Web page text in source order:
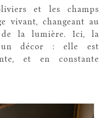
et les champs
vivant, changeant au
la lumière. Ici, la
un décor : elle est
et en constante